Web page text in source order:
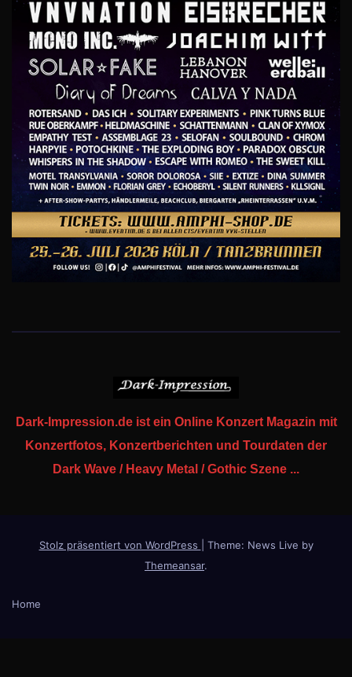
Dark-Impression.de ist ein Online Konzert Magazin mit
Konzertfotos, Konzertberichten und Tourdaten der
Dark Wave / Heavy Metal / Gothic Szene ...
Stolz präsentiert von WordPress
Theme: News Live by
Themeansar.
Home